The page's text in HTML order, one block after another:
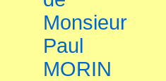
Monsieur
Paul
MORIN